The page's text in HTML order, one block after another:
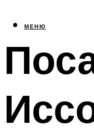
МЕНЮ